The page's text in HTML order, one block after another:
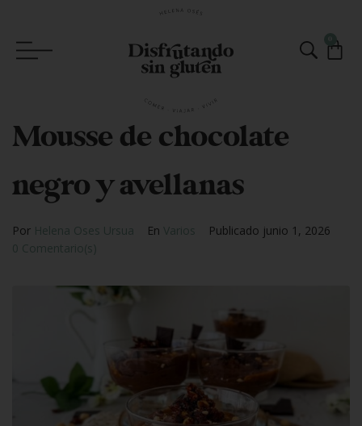
Mousse de chocolate
negro y avellanas
Por Helena Oses Ursua En Varios Publicado junio 1, 2026
0 Comentario(s)